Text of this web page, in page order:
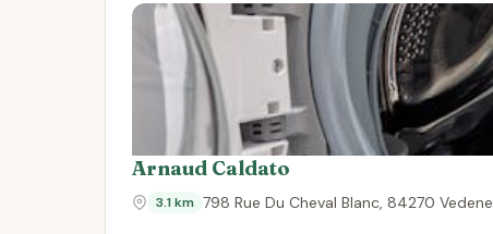
Arnaud Caldato
3.1 km 798 Rue Du Cheval Blanc, 84270 Vedene